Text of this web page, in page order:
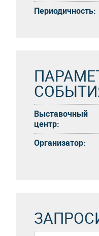
Периодичность:
Выставочный
центр:
Организатор: